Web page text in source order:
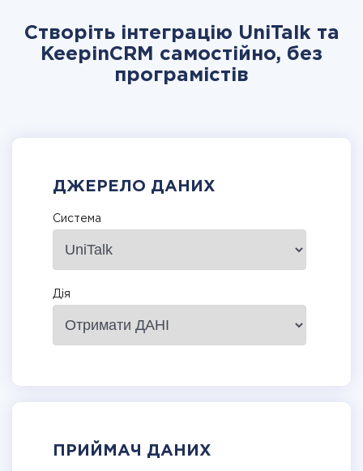
Створіть інтеграцію UniTalk та
KeepinCRM самостійно, без
програмістів
ДЖЕРЕЛО ДАНИХ
Система
Дія
ПРИЙМАЧ ДАНИХ